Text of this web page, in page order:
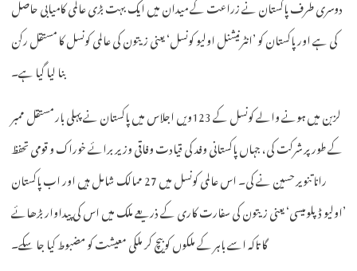
دوسری طرف پاکستان نے زراعت کے میدان میں ایک بہت بڑی عالمی کامیابی حاصل
کی ہے اور پاکستان کو ’انٹرنیشنل اولیو کونسل‘ یعنی زیتون کی عالمی کونسل کا مستقل رکن
بنا لیا گیا ہے۔
لزبن میں ہونے والے کونسل کے 123ویں اجلاس میں پاکستان نے پہلی بار مستقل ممبر
کے طور پر شرکت کی، جہاں پاکستانی وفد کی قیادت وفاقی وزیر برائے خوراک و قومی تحفظ
رانا تنویر حسین نے کی۔ اس عالمی کونسل میں 27 ممالک شامل ہیں اور اب پاکستان
’اولیو ڈپلومیسی‘ یعنی زیتون کی سفارت کاری کے ذریعے ملک میں اس کی پیداوار بڑھائے
گا تاکہ اسے باہر کے ملکوں کو بیچ کر ملکی معیشت کو مضبوط کیا جا سکے۔